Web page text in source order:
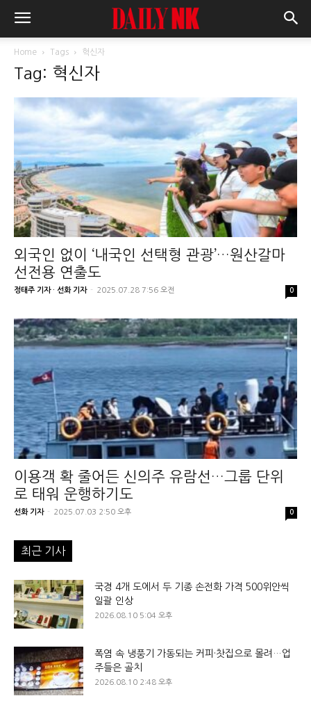
Home Tags 혁신자
Tag: 혁신자
외국인 없이 ‘내국인 선택형 관광’…원산갈마
선전용 연출도
정태주 기자 · 선화 기자 - 2025.07.28 7:56 오전 0
이용객 확 줄어든 신의주 유람선…그룹 단위
로 태워 운행하기도
선화 기자 - 2025.07.03 2:50 오후 0
최근 기사
국경 4개 도에서 두 기종 손전화 가격 500위안씩
일괄 인상
2026.08.10 5:04 오후
폭염 속 냉풍기 가동되는 커피·찻집으로 몰려…업
주들은 골치
2026.08.10 2:48 오후